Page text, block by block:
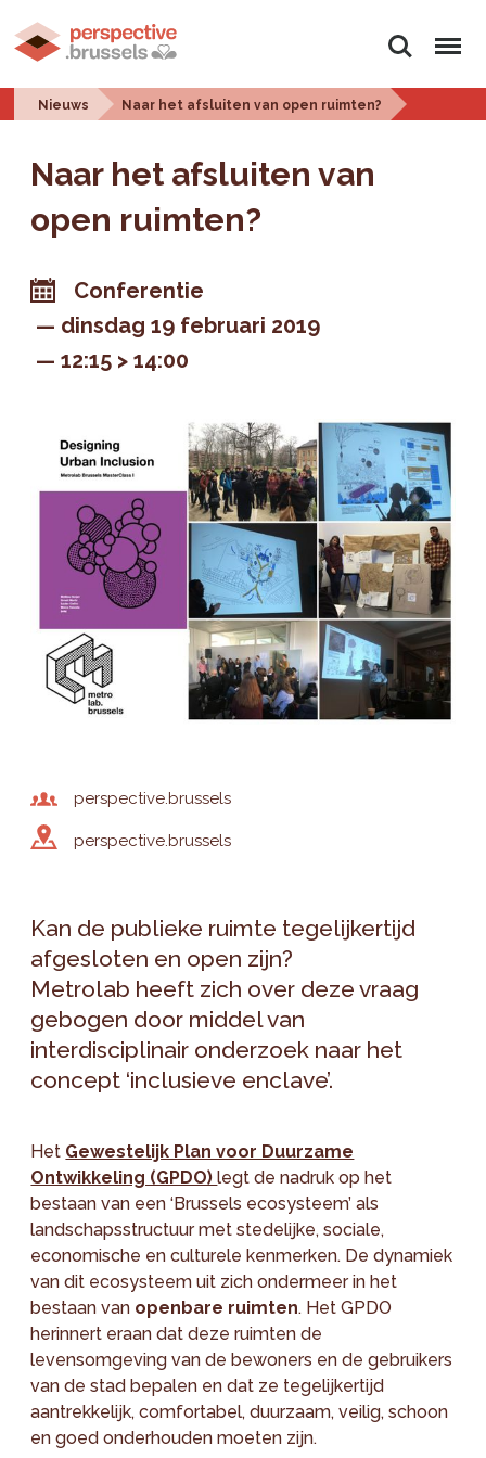
Zoeken Menu
Nieuws Naar het afsluiten van open ruimten?
Naar het afsluiten van
open ruimten?
Conferentie
dinsdag 19 februari 2019
12:15 > 14:00
perspective.brussels
perspective.brussels
Kan de publieke ruimte tegelijkertijd
afgesloten en open zijn?
Metrolab heeft zich over deze vraag
gebogen door middel van
interdisciplinair onderzoek naar het
concept ‘inclusieve enclave’.
Het Gewestelijk Plan voor Duurzame
Ontwikkeling (GPDO)legt de nadruk op het
bestaan van een ‘Brussels ecosysteem’ als
landschapsstructuur met stedelijke, sociale,
economische en culturele kenmerken. De dynamiek
van dit ecosysteem uit zich ondermeer in het
bestaan van openbare ruimten. Het GPDO
herinnert eraan dat deze ruimten de
levensomgeving van de bewoners en de gebruikers
van de stad bepalen en dat ze tegelijkertijd
aantrekkelijk, comfortabel, duurzaam, veilig, schoon
en goed onderhouden moeten zijn.